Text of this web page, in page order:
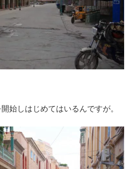
始しはじめてはいるんですが。